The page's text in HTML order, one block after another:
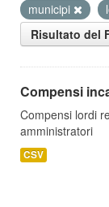
municipi
Risultato del
Compensi
Compensi lordi
amministratori
CSV